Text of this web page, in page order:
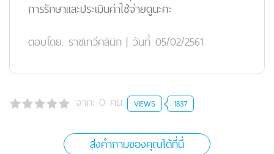
การรักษาและประเมินค่าใช้จ่ายดูนะคะ
ตอบโดย: ราชเทวีคลินิก | วันที่ 05/02/2561
จาก: 0 คน VIEWS 1837
ส่งคำถามของคุณได้ที่นี่